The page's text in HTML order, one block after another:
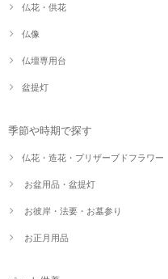
仏花・供花
仏像
仏壇専用台
盆提灯
季節や時期で探す
仏花・造花・プリザーブドフラワー
お盆用品・盆提灯
お彼岸・法要・お墓参り
お正月用品